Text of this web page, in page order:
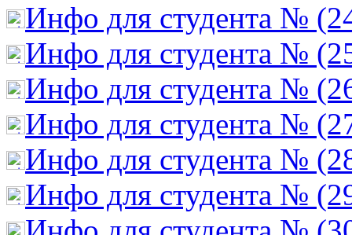
Инфо для студента №
Инфо для студента №
Инфо для студента №
Инфо для студента №
Инфо для студента №
Инфо для студента №